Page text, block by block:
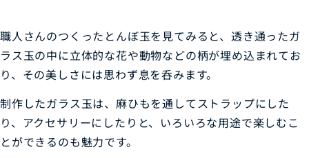
職人さんのつくったとんぼ玉を見てみると、透き通ったガ
ラス玉の中に立体的な花や動物などの柄が埋め込まれてお
り、その美しさには思わず息を呑みます。
制作したガラス玉は、麻ひもを通してストラップにした
り、アクセサリーにしたりと、いろいろな用途で楽しむこ
とができるのも魅力です。